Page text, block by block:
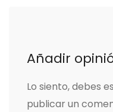
Añadir
Lo siento, debes
publicar un